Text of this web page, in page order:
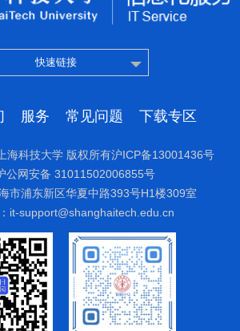
快速链接
服务 常见问题 下载专区
海科技大学 版权所有沪ICP备13001436号
公网安备 31011502006855号
市浦东新区华夏中路393号H1楼309室
it-support@shanghaitech.edu.cn